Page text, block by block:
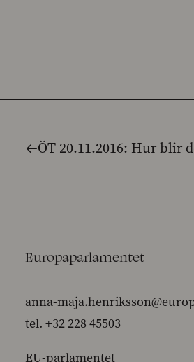
ÖT 20.11.2016: Hur blir
Europaparlamentet
anna-
tel. +32 228 45503
EU-parlamentet